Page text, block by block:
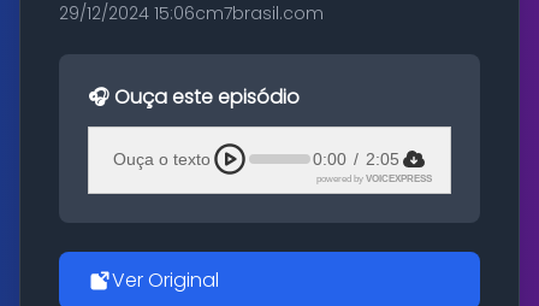
29/12/2024 15:06cm7brasil.com
🎧 Ouça este episódio
Ouça o texto 0:00 / 2:05
powered by VOICEXPRESS
Ver Original